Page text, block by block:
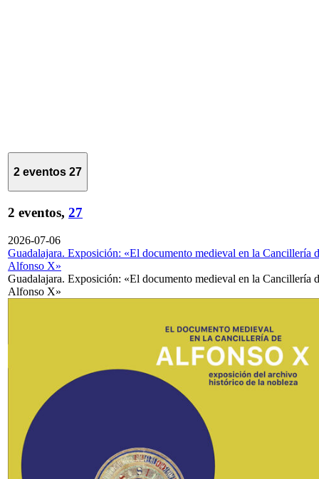
2 eventos 27
2 eventos, 27
2026-07-06
Guadalajara. Exposición: «El documento medieval en la Cancillería
Alfonso X»
Guadalajara. Exposición: «El documento medieval en la Cancillería
Alfonso X»